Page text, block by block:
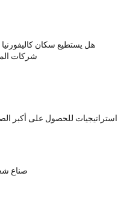
هل يستطيع سكان
شركات
8 صناع